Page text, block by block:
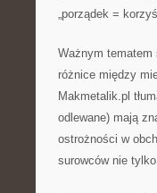
„porządek =
Ważnym tematem
różnice między
Makmetalik.pl
odlewane) mają
ostrożności w
surowców nie